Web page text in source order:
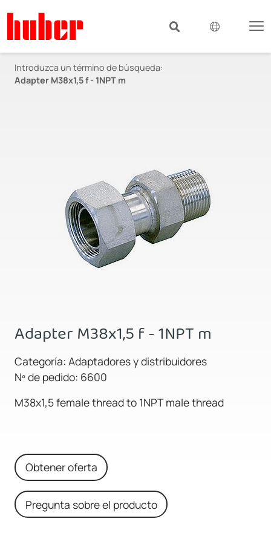
Introduzca un término de búsqueda:
Adapter M38x1,5 f - 1NPT m
Adapter M38x1,5 f - 1NPT m
Categoría: Adaptadores y distribuidores
Nº de pedido: 6600
M38x1,5 female thread to 1NPT male thread
Obtener oferta
Pregunta sobre el producto